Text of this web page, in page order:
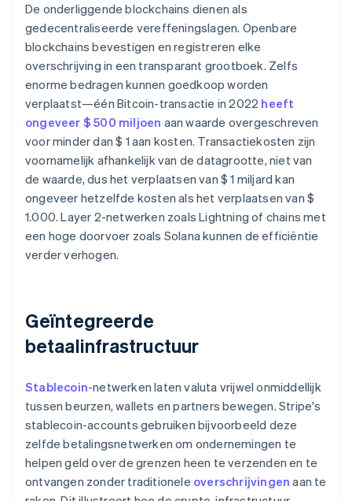
De onderliggende blockchains dienen als
gedecentraliseerde vereffeningslagen. Openbare
blockchains bevestigen en registreren elke
overschrijving in een transparant grootboek. Zelfs
enorme bedragen kunnen goedkoop worden
verplaatst—één Bitcoin-transactie in 2022 heeft
ongeveer $ 500 miljoen aan waarde overgeschreven
voor minder dan $ 1 aan kosten. Transactiekosten zijn
voornamelijk afhankelijk van de datagrootte, niet van
de waarde, dus het verplaatsen van $ 1 miljard kan
ongeveer hetzelfde kosten als het verplaatsen van $
1.000. Layer 2-netwerken zoals Lightning of chains met
een hoge doorvoer zoals Solana kunnen de efficiëntie
verder verhogen.
Geïntegreerde
betaalinfrastructuur
Stablecoin-netwerken laten valuta vrijwel onmiddellijk
tussen beurzen, wallets en partners bewegen. Stripe's
stablecoin-accounts gebruiken bijvoorbeeld deze
zelfde betalingsnetwerken om ondernemingen te
helpen geld over de grenzen heen te verzenden en te
ontvangen zonder traditionele overschrijvingen aan te